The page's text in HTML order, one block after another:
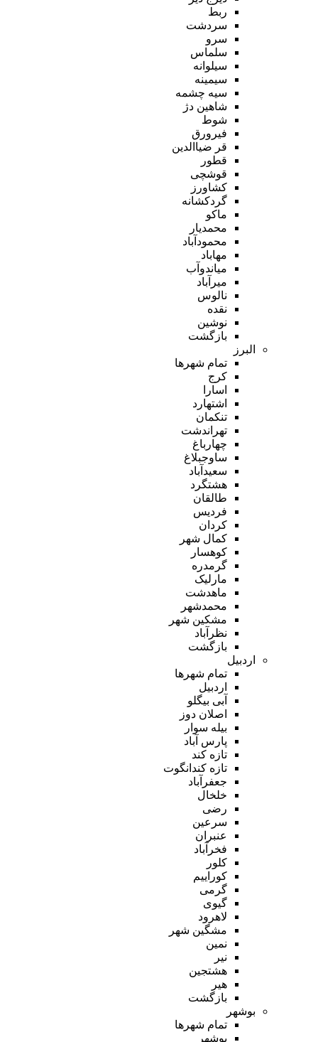
ربط
سردشت
سرو
سلماس
سیلوانه
سیمینه
سیه چشمه
شاهین دژ
شوط
فیرورق
قر ضیاالدین
قطور
قوشچی
کشاورز
گردکشانه
ماکو
محمدیار
محمودآباد
مهاباد
میاندوآب
میرآباد
نالوس
نقده
نوشین
بازگشت
البرز
تمام شهر‌ها
کرج
اسارا
اشتهارد
تنکمان
تهراندشت
چهارباغ
ساوجبلاغ
سعیدآباد
هشتگرد
طالقان
فردیس
کردان
کمال شهر
کوهسار
گرمدره
مارلیک
ماهدشت
محمدشهر
مشکین شهر
نظرآباد
بازگشت
اردبیل
تمام شهر‌ها
اردبیل
آبی بیگلو
اصلان دوز
بیله سوار
پارس آباد
تازه کند
تازه کندانگوت
جعفرآباد
خلخال
رضی
سرعین
عنبران
فخرآباد
کلور
کوراییم
گرمی
گیوی
لاهرود
مشگین شهر
نمین
نیر
هشتجین
هیر
بازگشت
بوشهر
تمام شهر‌ها
بوشهر